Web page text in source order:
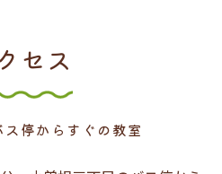
停からすぐの教室
セス